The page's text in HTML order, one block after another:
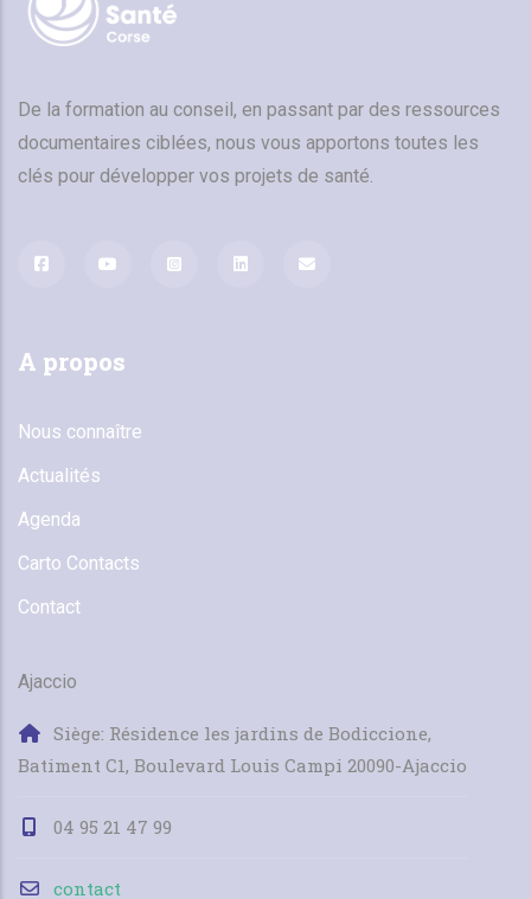
De la formation au conseil, en passant par des ressources
documentaires ciblées, nous vous apportons toutes les
clés pour développer vos projets de santé.
A propos
Nous connaître
Actualités
Agenda
Carto Contacts
Contact
Ajaccio
Siège: Résidence les jardins de Bodiccione,
Batiment C1, Boulevard Louis Campi 20090-Ajaccio
04 95 21 47 99
contact